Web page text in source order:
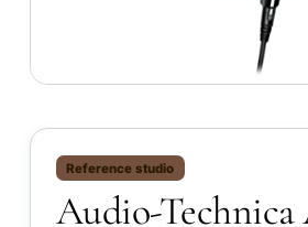
Reference studio
Audio-